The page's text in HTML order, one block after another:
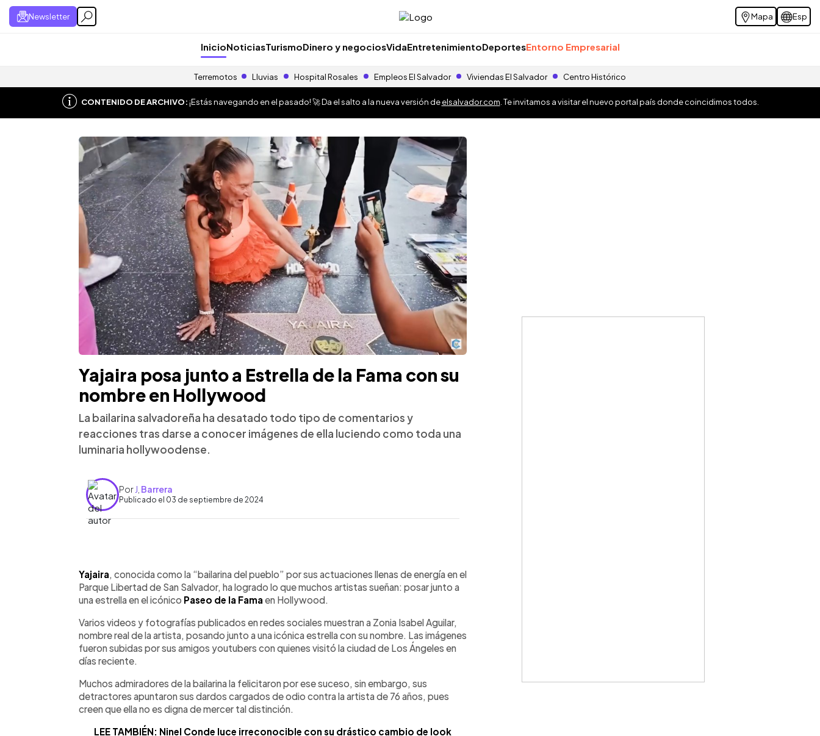
Newsletter Mapa Esp
InicioNoticiasTurismoDinero y negociosVidaEntretenimientoDeportesEntorno Empresarial
Terremotos Lluvias Hospital Rosales Empleos El Salvador Viviendas El Salvador Centro Histórico
CONTENIDO DE ARCHIVO:¡Estás navegando en el pasado! 🚀 Da el salto a la nueva versión deelsalvador.com . Te invitamos a visitar el nuevo portal país donde coincidimos todos.
Yajaira posa junto a Estrella de la Fama con su
nombre en Hollywood
La bailarina salvadoreña ha desatado todo tipo de comentarios y
reacciones tras darse a conocer imágenes de ella luciendo como toda una
luminaria hollywoodense.
Por J Barrera
Publicado el 03 de septiembre de 2024
Escuchar artículo
Yajaira , conocida como la “bailarina del pueblo” por sus actuaciones llenas de energía en el
Parque Libertad de San Salvador, ha logrado lo que muchos artistas sueñan: posar junto a
una estrella en el icónico Paseo de la Fama en Hollywood.
Varios videos y fotografías publicados en redes sociales muestran a Zonia Isabel Aguilar,
nombre real de la artista, posando junto a una icónica estrella con su nombre. Las imágenes
fueron subidas por sus amigos youtubers con quienes visitó la ciudad de Los Ángeles en
días reciente.
Muchos admiradores de la bailarina la felicitaron por ese suceso, sin embargo, sus
detractores apuntaron sus dardos cargados de odio contra la artista de 76 años, pues
creen que ella no es digna de mercer tal distinción.
LEE TAMBIÉN: Ninel Conde luce irreconocible con su drástico cambio de look